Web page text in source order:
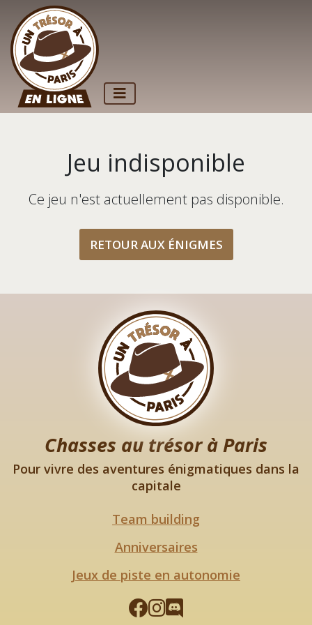
Jeu indisponible
Ce jeu n'est actuellement pas disponible.
RETOUR AUX ÉNIGMES
Chasses au trésor à Paris
Pour vivre des aventures énigmatiques dans la
capitale
Team building
Anniversaires
Jeux de piste en autonomie